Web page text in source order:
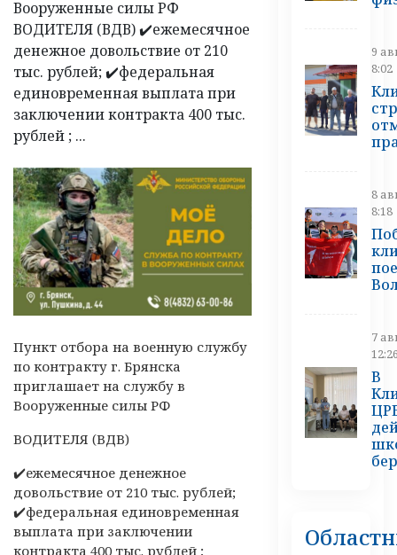
Вооруженные силы РФ
ВОДИТЕЛЯ (ВДВ) ✔️ежемесячное
денежное довольствие от 210
тыс. рублей; ✔️федеральная
единовременная выплата при
заключении контракта 400 тыс.
рублей ; ...
Пункт отбора на военную службу
по контракту г. Брянска
приглашает на службу в
Вооруженные силы РФ
ВОДИТЕЛЯ (ВДВ)
✔️ежемесячное денежное
довольствие от 210 тыс. рублей;
✔️федеральная единовременная
выплата при заключении
контракта 400 тыс. рублей ;
9
8:02
8
8:18
7
В